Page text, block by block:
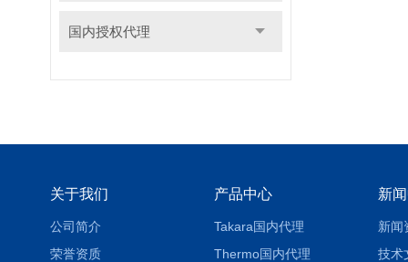
国内授权代理
关于我们
公司简介
荣誉资质
产品中心
Takara国内代理
Thermo国内代理
新
新闻
技术